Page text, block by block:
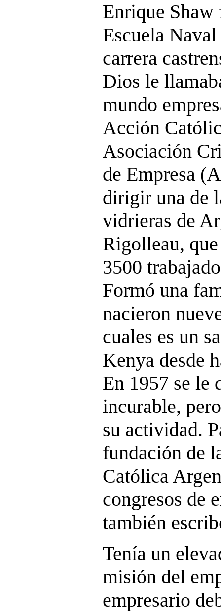
Enrique Shaw
Escuela
carrera
Dios le
mundo
Acción
Asociación
de Empresa
dirigir una de
vidrieras de
Rigolleau,
3500
Formó una
nacieron
cuales es un
Kenya desde
En 1957 se le
incurable,
su actividad.
fundación de
Católica
congresos de
también
Tenía un
misión del
empresario